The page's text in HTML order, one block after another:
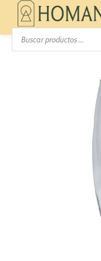
Búsqueda
productos